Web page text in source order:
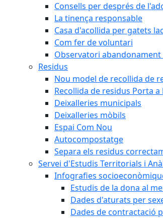
Consells per després de
La tinença responsable
Casa d'acollida per gatets
Com fer de voluntari
Observatori abandonament
Residus
Nou model de recollida de
Recollida de residus Porta a
Deixalleries municipals
Deixalleries mòbils
Espai Com Nou
Autocompostatge
Separa els residus
Servei d'Estudis Territorials i
Infografies
Estudis de la dona al
Dades d'aturats per
Dades de contractació